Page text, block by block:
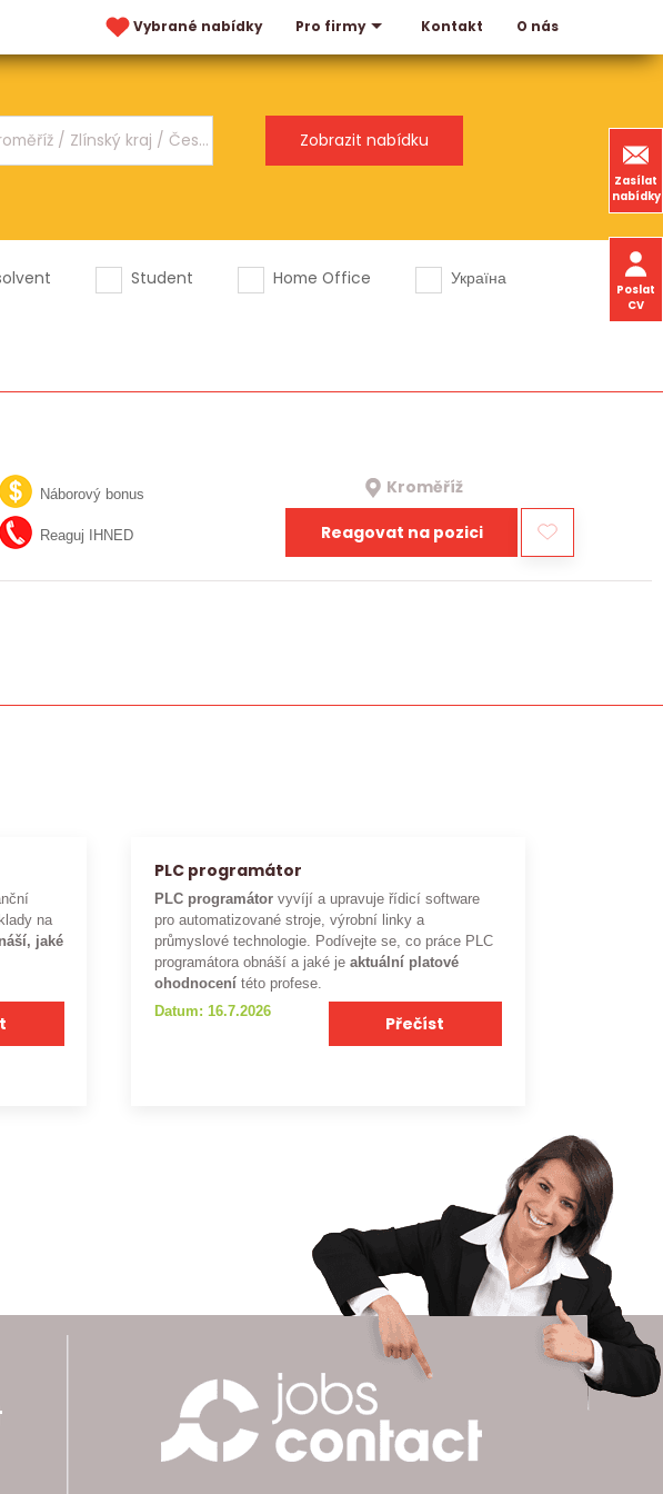
Vybrané nabídky Pro firmy Kontakt O nás
Zasílat
nabídky
Poslat
CV
Student Home Office
Україна
Náborový bonus
Reaguj IHNED
Kroměříž
Reagovat na pozici
na
jaké
PLC programátor
PLC programátor vyvíjí a upravuje řídicí software
pro automatizované stroje, výrobní linky a
průmyslové technologie. Podívejte se, co práce PLC
programátora obnáší a jaké je aktuální platové
ohodnocení této profese.
Datum: 16.7.2026
Přečíst